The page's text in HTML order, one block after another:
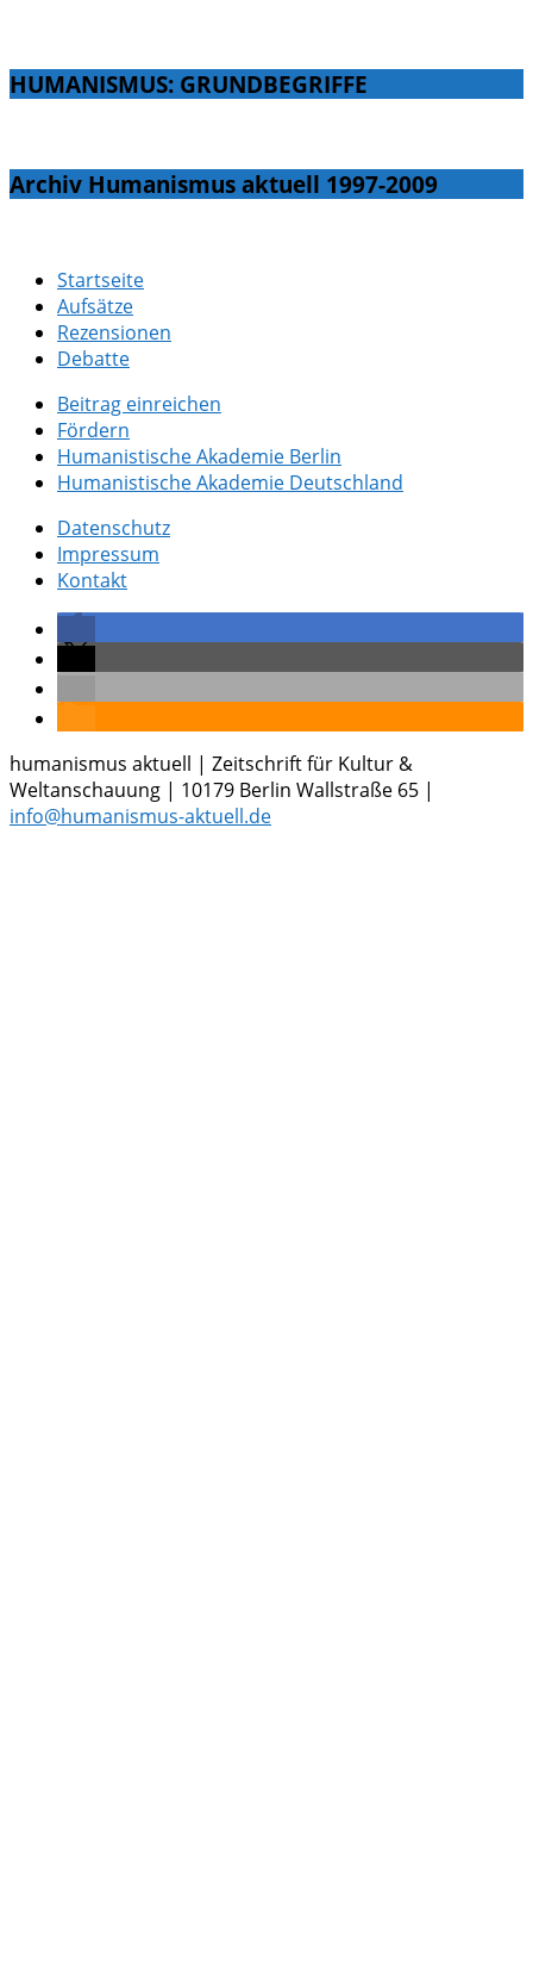
HUMANISMUS: GRUNDBEGRIFFE
Archiv Humanismus aktuell 1997-2009
Startseite
Aufsätze
Rezensionen
Debatte
Beitrag einreichen
Fördern
Humanistische Akademie Berlin
Humanistische Akademie Deutschland
Datenschutz
Impressum
Kontakt
humanismus aktuell | Zeitschrift für Kultur &
Weltanschauung | 10179 Berlin Wallstraße 65 |
info@humanismus-aktuell.de